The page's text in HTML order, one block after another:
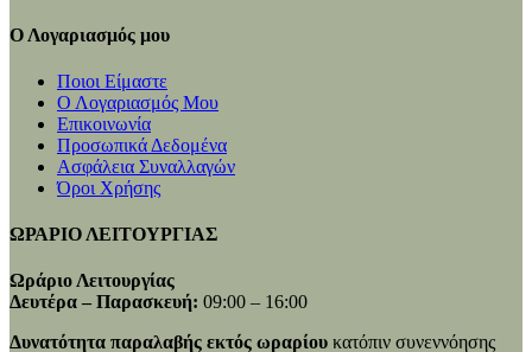
Ο Λογαριασμός μου
Ποιοι Είμαστε
Ο Λογαριασμός Μου
Επικοινωνία
Προσωπικά Δεδομένα
Ασφάλεια Συναλλαγών
Όροι Χρήσης
ΩΡΑΡΙΟ ΛΕΙΤΟΥΡΓΙΑΣ
Ωράριο Λειτουργίας
Δευτέρα – Παρασκευή: 09:00 – 16:00
Δυνατότητα παραλαβής εκτός ωραρίου κατόπιν συνεννόησης